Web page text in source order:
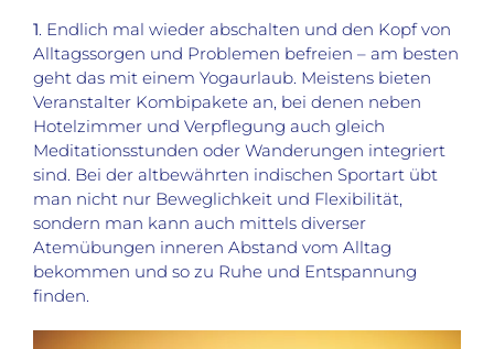
1. Endlich mal wieder abschalten und den Kopf von
Alltagssorgen und Problemen befreien – am besten
geht das mit einem Yogaurlaub. Meistens bieten
Veranstalter Kombipakete an, bei denen neben
Hotelzimmer und Verpflegung auch gleich
Meditationsstunden oder Wanderungen integriert
sind. Bei der altbewährten indischen Sportart übt
man nicht nur Beweglichkeit und Flexibilität,
sondern man kann auch mittels diverser
Atemübungen inneren Abstand vom Alltag
bekommen und so zu Ruhe und Entspannung
finden.